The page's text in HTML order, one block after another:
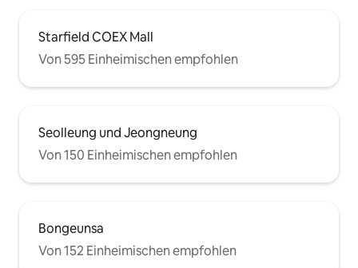
Starfield COEX Mall
Von 595 Einheimischen empfohlen
Seolleung und Jeongneung
Von 150 Einheimischen empfohlen
Bongeunsa
Von 152 Einheimischen empfohlen